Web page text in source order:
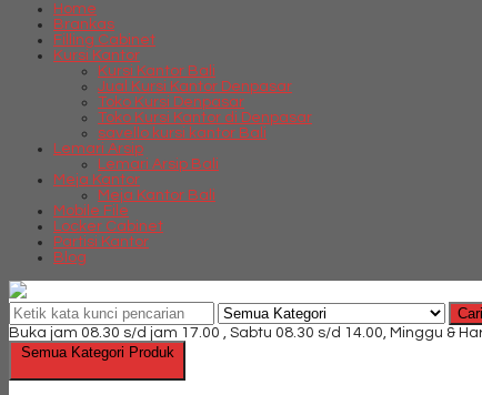
Home
Brankas
Filling Cabinet
Kursi Kantor
Kursi Kantor Bali
Jual Kursi Kantor Denpasar
Toko Kursi Denpasar
Toko Kursi Kantor di Denpasar
savello kursi kantor Bali
Lemari Arsip
Lemari Arsip Bali
Meja Kantor
Meja Kantor Bali
Mobile File
Locker Cabinet
Partisi Kantor
Blog
Cari
Buka jam 08.30 s/d jam 17.00 , Sabtu 08.30 s/d 14.00, Minggu &
Semua Kategori Produk